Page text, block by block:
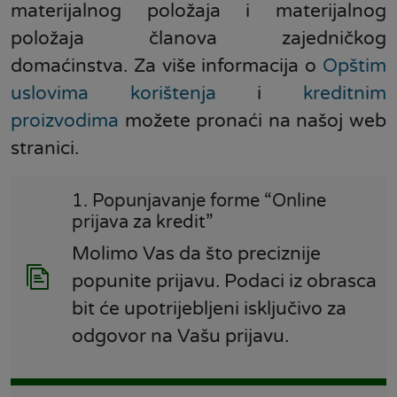
materijalnog položaja i materijalnog
položaja članova zajedničkog
domaćinstva. Za više informacija o Opštim
uslovima korištenja i kreditnim
proizvodima možete pronaći na našoj web
stranici.
1. Popunjavanje forme “Online
prijava za kredit”
Molimo Vas da što preciznije
popunite prijavu. Podaci iz obrasca
bit će upotrijebljeni isključivo za
odgovor na Vašu prijavu.